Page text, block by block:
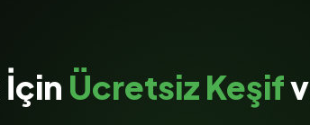
Ücretsiz Keşif